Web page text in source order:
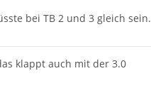
bei TB 2 und 3 gleich sein.
klappt auch mit der 3.0